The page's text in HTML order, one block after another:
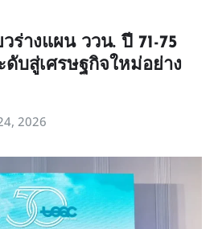
ร่างแผน ววน. ปี 71-75
บสู่เศรษฐกิจใหม่อย่าง
2026